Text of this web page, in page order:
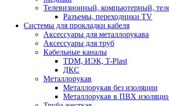
Телевизионный, компьютерный,
Разъемы, переходники TV
Системы для прокладки кабеля
Аксессуары для металлорукава
Аксессуары для труб
Кабельные каналы
TDM, ИЭК, T-Plast
ДКС
Металлорукав
Металлорукав без изоляции
Металлорукав в ПВХ